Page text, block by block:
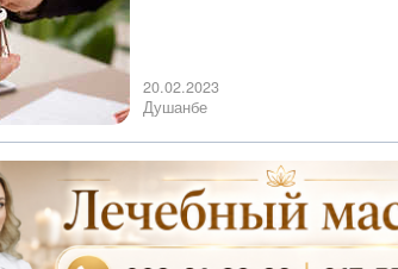
20.02.2023
Душанбе